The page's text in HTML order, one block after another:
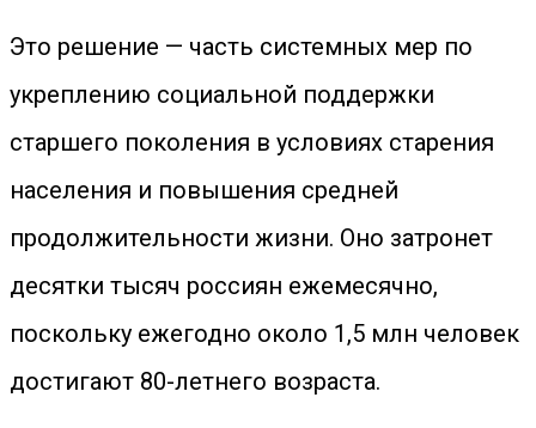
Это решение — часть системных мер по
укреплению социальной поддержки
старшего поколения в условиях старения
населения и повышения средней
продолжительности жизни. Оно затронет
десятки тысяч россиян ежемесячно,
поскольку ежегодно около 1,5 млн человек
достигают 80-летнего возраста.